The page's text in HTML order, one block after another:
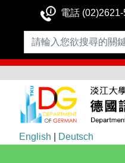
電話
English Deutsch